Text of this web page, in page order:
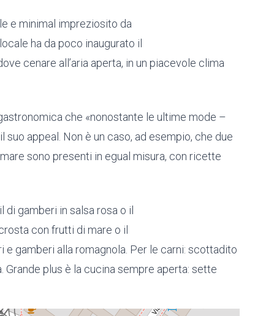
e minimal impreziosito da
ha da poco inaugurato il
cenare all’aria aperta, in un piacevole clima
che «nonostante le ultime mode –
appeal. Non è un caso, ad esempio, che due
sono presenti in egual misura, con ricette
gamberi in salsa rosa o il
con frutti di mare o il
gamberi alla romagnola. Per le carni: scottadito
plus è la cucina sempre aperta: sette